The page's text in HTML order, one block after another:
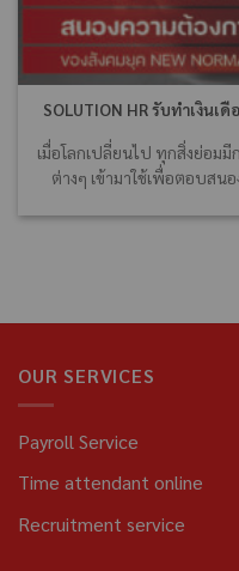
SOLUTION HR รับทำเงินเ
เมื่อโลกเปลี่ยนไป ทุกสิ่งย่อมมี
ต่างๆ เข้ามาใช้เพื่อตอบสน
OUR SERVICES
Payroll Service
Time attendant online
Recruitment service